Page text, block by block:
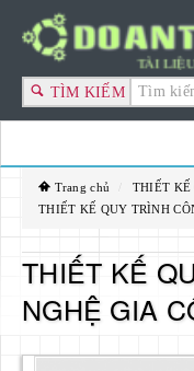
TÌM KIẾM
GIỚI THIỆU
ĐỒ ÁN MÔN HỌC CƠ KHÍ
TÀI LIỆU CƠ KHÍ
Trang chủ THIẾT KẾ
THIẾT KẾ QUY TRÌNH
THIẾT KẾ
NGHỆ GIA